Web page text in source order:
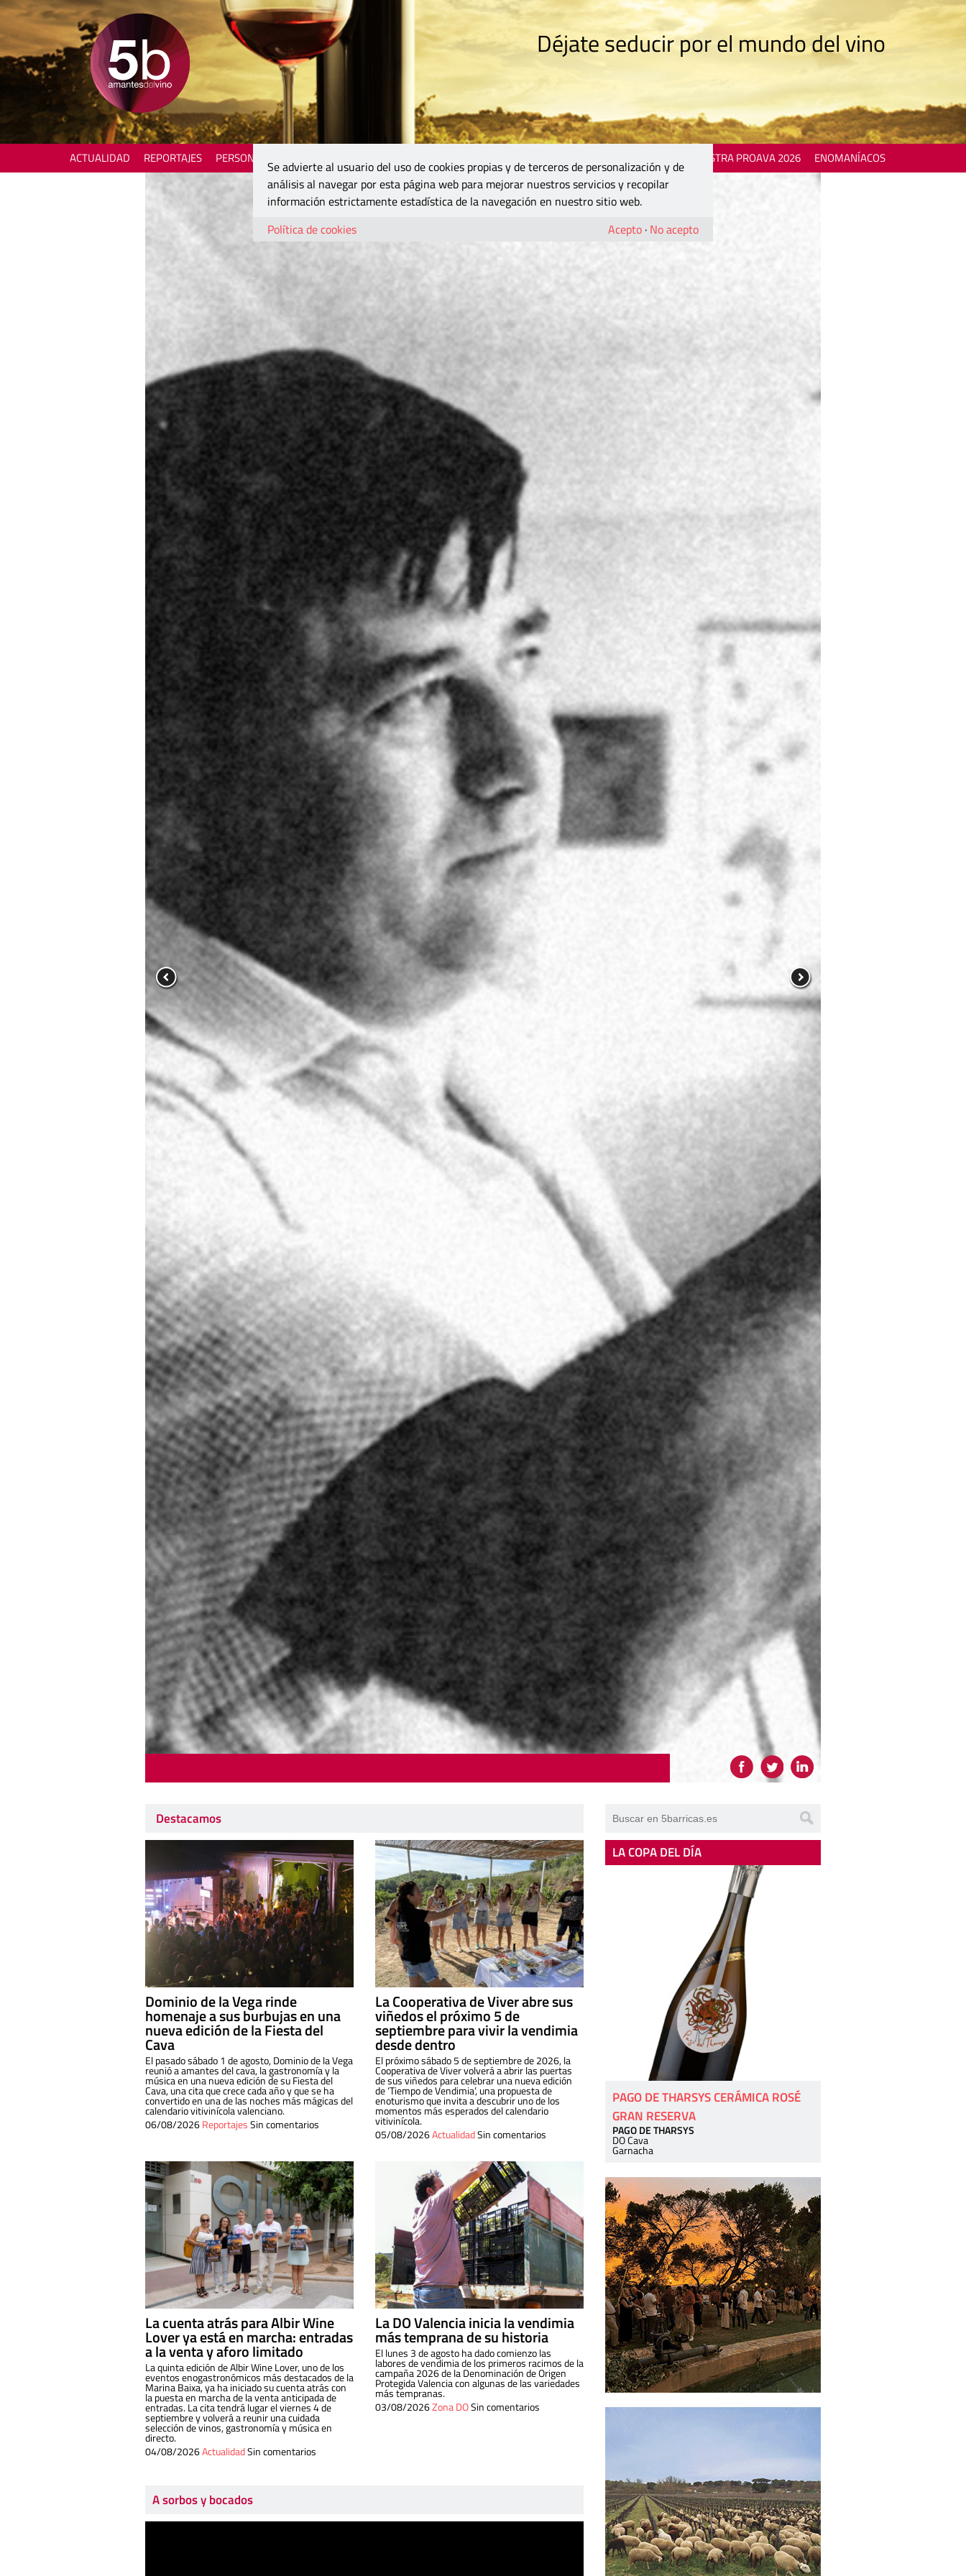
Déjate seducir por el mundo del vino
ACTUALIDAD REPORTAJES PERSONAJES MOSTRA PROAVA 2026 ENOMANÍACOS
Destacamos
Dominio de la Vega rinde
homenaje a sus burbujas en una
nueva edición de la Fiesta del
Cava
El pasado sábado 1 de agosto, Dominio de la Vega
reunió a amantes del cava, la gastronomía y la
música en una nueva edición de su Fiesta del
Cava, una cita que crece cada año y que se ha
convertido en una de las noches más mágicas del
calendario vitivinícola valenciano.
06/08/2026ReportajesSin comentarios
La Cooperativa de Viver abre sus
viñedos el próximo 5 de
septiembre para vivir la vendimia
desde dentro
El próximo sábado 5 de septiembre de 2026, la
Cooperativa de Viver volverá a abrir las puertas
de sus viñedos para celebrar una nueva edición
de ‘Tiempo de Vendimia’, una propuesta de
enoturismo que invita a descubrir uno de los
momentos más esperados del calendario
vitivinícola.
05/08/2026ActualidadSin comentarios
La cuenta atrás para Albir Wine
Lover ya está en marcha: entradas
a la venta y aforo limitado
La quinta edición de Albir Wine Lover, uno de los
eventos enogastronómicos más destacados de la
Marina Baixa, ya ha iniciado su cuenta atrás con
la puesta en marcha de la venta anticipada de
entradas. La cita tendrá lugar el viernes 4 de
septiembre y volverá a reunir una cuidada
selección de vinos, gastronomía y música en
directo.
04/08/2026ActualidadSin comentarios
La DO Valencia inicia la vendimia
más temprana de su historia
El lunes 3 de agosto ha dado comienzo las
labores de vendimia de los primeros racimos de la
campaña 2026 de la Denominación de Origen
Protegida Valencia con algunas de las variedades
más tempranas.
03/08/2026Zona DOSin comentarios
A sorbos y bocados
LA COPA DEL DÍA
PAGO DE THARSYS CERÁMICA ROSÉ
GRAN RESERVA
PAGO DE THARSYS
DO Cava
Garnacha
Se advierte al usuario del uso de cookies propias y de terceros de personalización y de
análisis al navegar por esta página web para mejorar nuestros servicios y recopilar
información estrictamente estadística de la navegación en nuestro sitio web.
Política de cookies
Acepto · No acepto